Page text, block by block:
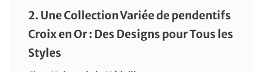
2. Une Collection Variée de pendentifs
Croix en Or : Des Designs pour Tous les
Styles